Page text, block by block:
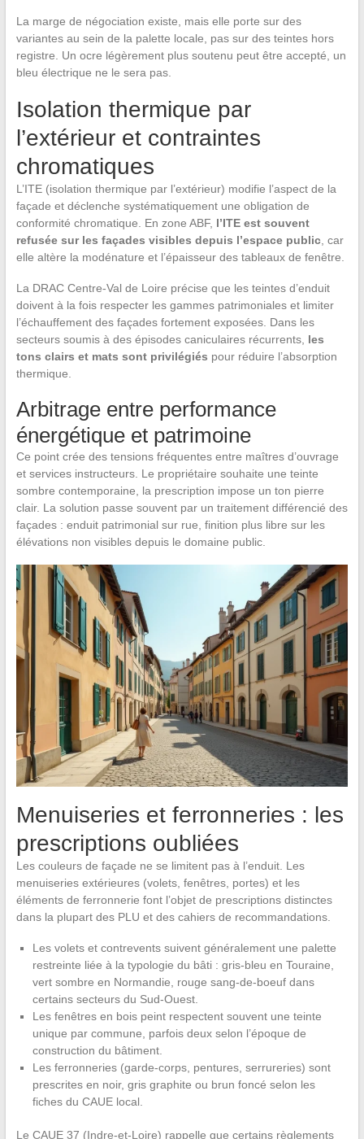
La marge de négociation existe, mais elle porte sur des
variantes au sein de la palette locale, pas sur des teintes hors
registre. Un ocre légèrement plus soutenu peut être accepté, un
bleu électrique ne le sera pas.
Isolation thermique par
l’extérieur et contraintes
chromatiques
L’ITE (isolation thermique par l’extérieur) modifie l’aspect de la
façade et déclenche systématiquement une obligation de
conformité chromatique. En zone ABF, l’ITE est souvent
refusée sur les façades visibles depuis l’espace public, car
elle altère la modénature et l’épaisseur des tableaux de fenêtre.
La DRAC Centre-Val de Loire précise que les teintes d’enduit
doivent à la fois respecter les gammes patrimoniales et limiter
l’échauffement des façades fortement exposées. Dans les
secteurs soumis à des épisodes caniculaires récurrents, les
tons clairs et mats sont privilégiés pour réduire l’absorption
thermique.
Arbitrage entre performance
énergétique et patrimoine
Ce point crée des tensions fréquentes entre maîtres d’ouvrage
et services instructeurs. Le propriétaire souhaite une teinte
sombre contemporaine, la prescription impose un ton pierre
clair. La solution passe souvent par un traitement différencié des
façades : enduit patrimonial sur rue, finition plus libre sur les
élévations non visibles depuis le domaine public.
Menuiseries et ferronneries : les
prescriptions oubliées
Les couleurs de façade ne se limitent pas à l’enduit. Les
menuiseries extérieures (volets, fenêtres, portes) et les
éléments de ferronnerie font l’objet de prescriptions distinctes
dans la plupart des PLU et des cahiers de recommandations.
Les volets et contrevents suivent généralement une palette
restreinte liée à la typologie du bâti : gris-bleu en Touraine,
vert sombre en Normandie, rouge sang-de-boeuf dans
certains secteurs du Sud-Ouest.
Les fenêtres en bois peint respectent souvent une teinte
unique par commune, parfois deux selon l’époque de
construction du bâtiment.
Les ferronneries (garde-corps, pentures, serrureries) sont
prescrites en noir, gris graphite ou brun foncé selon les
fiches du CAUE local.
Le CAUE 37 (Indre-et-Loire) rappelle que certains règlements